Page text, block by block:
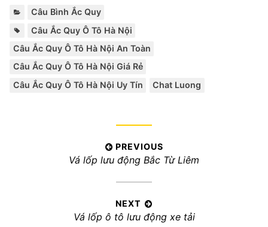
Câu Bình Ắc Quy
Câu Ắc Quy Ô Tô Hà Nội
Câu Ắc Quy Ô Tô Hà Nội An Toàn
Câu Ắc Quy Ô Tô Hà Nội Giá Rẻ
Câu Ắc Quy Ô Tô Hà Nội Uy Tín Chat Luong
PREVIOUS
Previous
Vá lốp lưu động Bắc Từ Liêm
NEXT
Next
Vá lốp ô tô lưu động xe tải